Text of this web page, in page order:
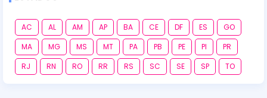
AC AL AM AP BA CE DF ES
GO
MA
MG MS MT PA PB PE PI
PR
RJ
RN RO RR RS SC SE SP TO